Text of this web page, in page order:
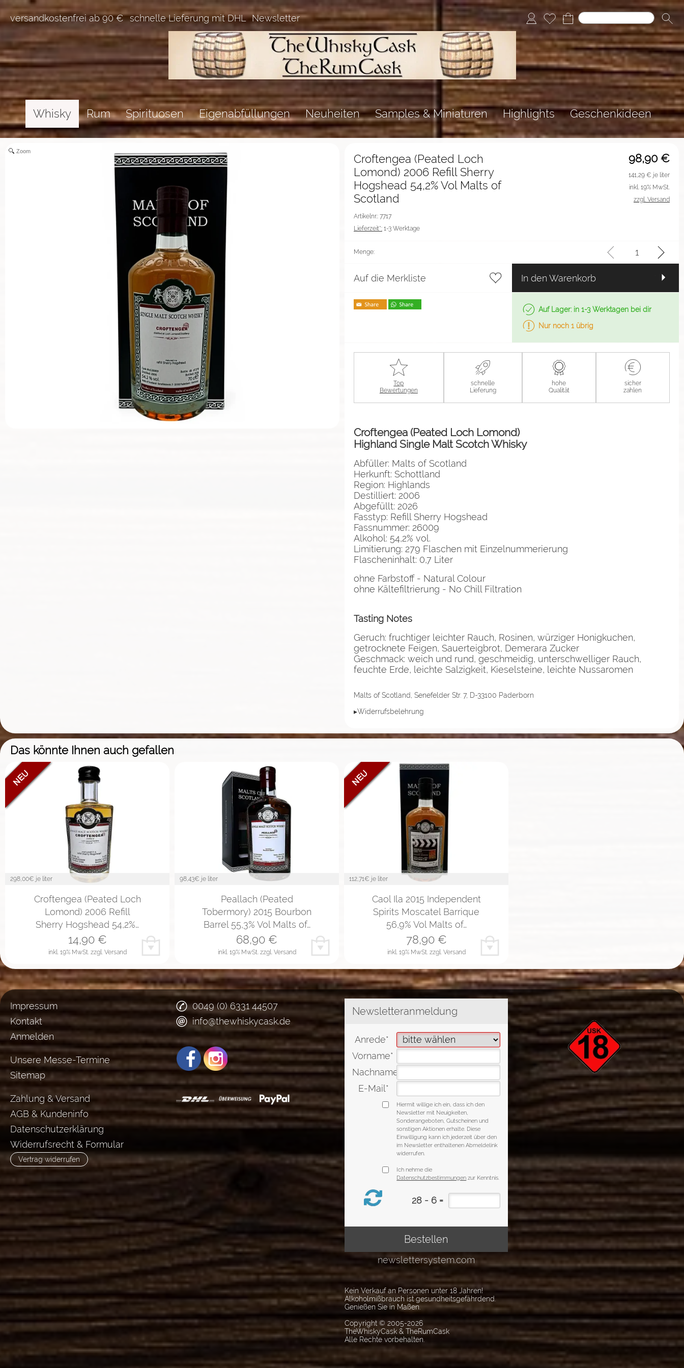
versandkostenfrei ab 90 € schnelle Lieferung mit DHL Newsletter
Whisky Rum Spirituosen Eigenabfüllungen Neuheiten Samples & Miniaturen Highlights Geschenkideen
%Sale%
Zoom
98,90 €
Croftengea (Peated Loch
Lomond) 2006 Refill Sherry
Hogshead 54,2% Vol Malts of
Scotland
Artikelnr.: 7717
Lieferzeit*: 1-3 Werktage
141,29 € je liter
inkl. 19% MwSt.
zzgl. Versand
Menge:
Auf die Merkliste In den Warenkorb
Auf Lager: in 1-3 Werktagen bei dir
Nur noch 1 übrig
Top
Bewertungen
schnelle
Lieferung
hohe
Qualität
sicher
zahlen
Croftengea (Peated Loch Lomond)
Highland Single Malt Scotch Whisky
Abfüller: Malts of Scotland
Herkunft: Schottland
Region: Highlands
Destilliert: 2006
Abgefüllt: 2026
Fasstyp: Refill Sherry Hogshead
Fassnummer: 26009
Alkohol: 54,2% vol.
Limitierung: 279 Flaschen mit Einzelnummerierung
Flascheninhalt: 0,7 Liter
ohne Farbstoff - Natural Colour
ohne Kältefiltrierung - No Chill Filtration
Tasting Notes
Geruch: fruchtiger leichter Rauch, Rosinen, würziger Honigkuchen,
getrocknete Feigen, Sauerteigbrot, Demerara Zucker
Geschmack: weich und rund, geschmeidig, unterschwelliger Rauch,
feuchte Erde, leichte Salzigkeit, Kieselsteine, leichte Nussaromen
Malts of Scotland, Senefelder Str. 7, D-33100 Paderborn
▸Widerrufsbelehrung
Das könnte Ihnen auch gefallen
298,00€ je liter
Croftengea (Peated Loch
Lomond) 2006 Refill
Sherry Hogshead 54,2%…
inkl. 19% MwSt. zzgl. Versand
14,90€
98,43€ je liter
Peallach (Peated
Tobermory) 2015 Bourbon
Barrel 55,3% Vol Malts of…
inkl. 19% MwSt. zzgl. Versand
68,90 €
112,71€ je liter
Caol Ila 2015 Independent
Spirits Moscatel Barrique
56,9% Vol Malts of…
inkl. 19% MwSt. zzgl. Versand
78,90€
Impressum
Kontakt
Anmelden
Unsere Messe-Termine
Sitemap
Zahlung & Versand
AGB & Kundeninfo
Datenschutzerklärung
Widerrufsrecht & Formular
Vertrag widerrufen
0049 (0) 6331 44507
info@thewhiskycask.de
Kein Verkauf an Personen unter 18 Jahren!
Alkoholmißbrauch ist gesundheitsgefährdend.
Genießen Sie in Maßen.
Copyright © 2005-2026
TheWhiskyCask & TheRumCask
Alle Rechte vorbehalten.